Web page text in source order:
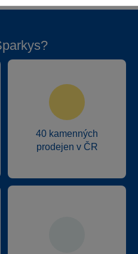
40 kamenných
prodejen v ČR